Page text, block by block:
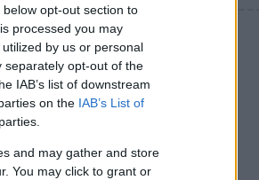
opt-out section to
processed you may
by us or personal
separately opt-out of the
IAB’s list of downstream
on the IAB’s List of
and may gather and store
You may click to grant or